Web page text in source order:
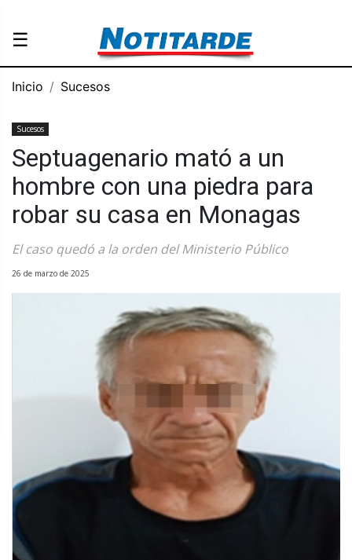
☰
Inicio Sucesos
Sucesos
Septuagenario mató a un
hombre con una piedra para
robar su casa en Monagas
El caso quedó a la orden del Ministerio Público
26 de marzo de 2025